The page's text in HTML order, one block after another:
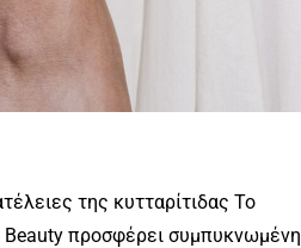
της κυτταρίτιδας Το
Beauty προσφέρει συμπυκνωμένη